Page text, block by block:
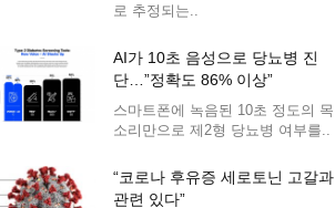
로 추정되는..
AI가 10초 음성으로 당뇨병 진
단…”정확도 86% 이상”
스마트폰에 녹음된 10초 정도의 목
소리만으로 제2형 당뇨병 여부를..
“코로나 후유증 세로토닌 고갈과
관련 있다”